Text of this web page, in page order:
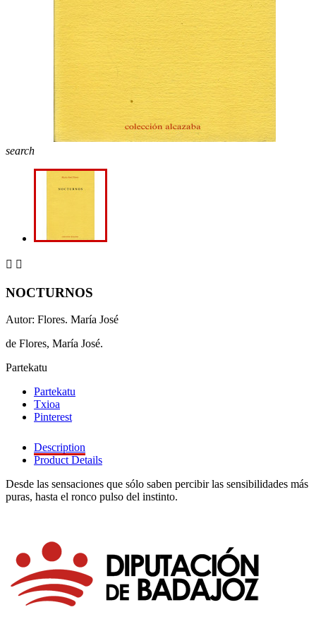
search
 
NOCTURNOS
Autor: Flores. María José
de Flores, María José.
Partekatu
Partekatu
Txioa
Pinterest
Description
Product Details
Desde las sensaciones que sólo saben percibir las sensibilidades más
puras, hasta el ronco pulso del instinto.